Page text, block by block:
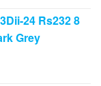
24 Rs232 8
Grey